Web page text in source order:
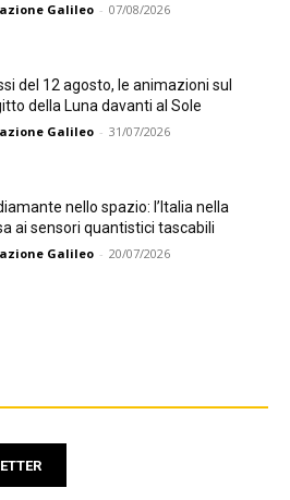
Galileo - 07/08/2026
del 12 agosto, le animazioni sul
della Luna davanti al Sole
Galileo - 31/07/2026
nello spazio: l’Italia nella
ai sensori quantistici tascabili
Galileo - 20/07/2026